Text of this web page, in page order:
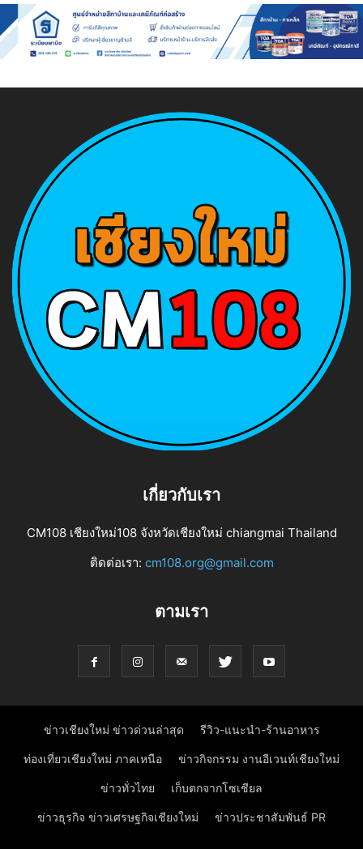
เกี่ยวกับเรา
CM108 เชียงใหม่108 จังหวัดเชียงใหม่ chiangmai Thailand
ติดต่อเรา: cm108.org@gmail.com
ตามเรา
ข่าวเชียงใหม่ ข่าวด่วนล่าสุด รีวิว-แนะนำ-ร้านอาหาร
ท่องเที่ยวเชียงใหม่ ภาคเหนือ ข่าวกิจกรรม งานอีเวนท์เชียงใหม่
ข่าวทั่วไทย เก็บตกจากโซเชียล
ข่าวธุรกิจ ข่าวเศรษฐกิจเชียงใหม่ ข่าวประชาสัมพันธ์ PR